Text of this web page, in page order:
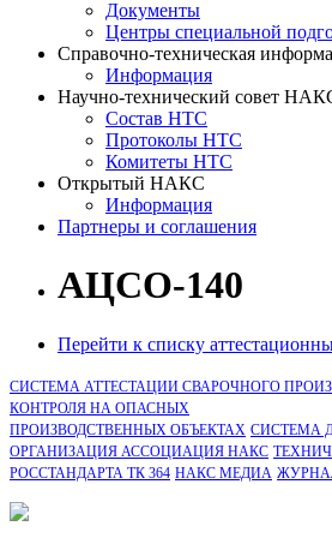
Документы
Центры специальной
Справочно-техническая
Информация
Научно-технический совет
Состав НТС
Протоколы НТС
Комитеты НТС
Открытый НАКС
Информация
Партнеры и соглашения
АЦСО-140
Перейти к списку
СИСТЕМА АТТЕСТАЦИИ СВАРОЧНОГО
КОНТРОЛЯ НА ОПАСНЫХ
ПРОИЗВОДСТВЕННЫХ ОБЪЕКТАХ СИСТЕМА
ОРГАНИЗАЦИЯ АССОЦИАЦИЯ НАКС
РОССТАНДАРТА ТК 364 НАКС МЕДИА